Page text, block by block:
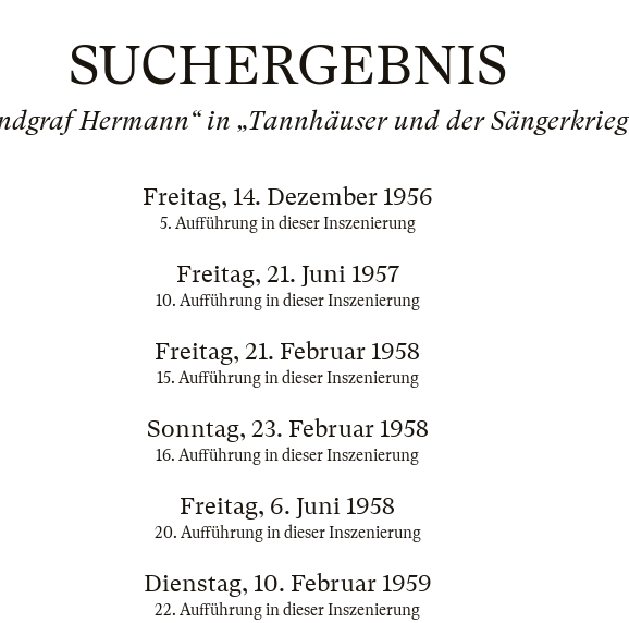
SUCHERGEBNIS
Hermann“ in „Tannhäuser und der
Freitag, 14. Dezember 1956
5. Aufführung in dieser Inszenierung
Freitag, 21. Juni 1957
10. Aufführung in dieser Inszenierung
Freitag, 21. Februar 1958
15. Aufführung in dieser Inszenierung
Sonntag, 23. Februar 1958
16. Aufführung in dieser Inszenierung
Freitag, 6. Juni 1958
20. Aufführung in dieser Inszenierung
Dienstag, 10. Februar 1959
22. Aufführung in dieser Inszenierung